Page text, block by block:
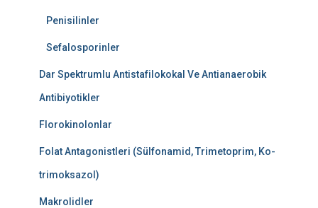
Penisilinler
Sefalosporinler
Dar Spektrumlu Antistafilokokal Ve Antianaerobik
Antibiyotikler
Florokinolonlar
Folat Antagonistleri (Sülfonamid, Trimetoprim, Ko-
trimoksazol)
Makrolidler